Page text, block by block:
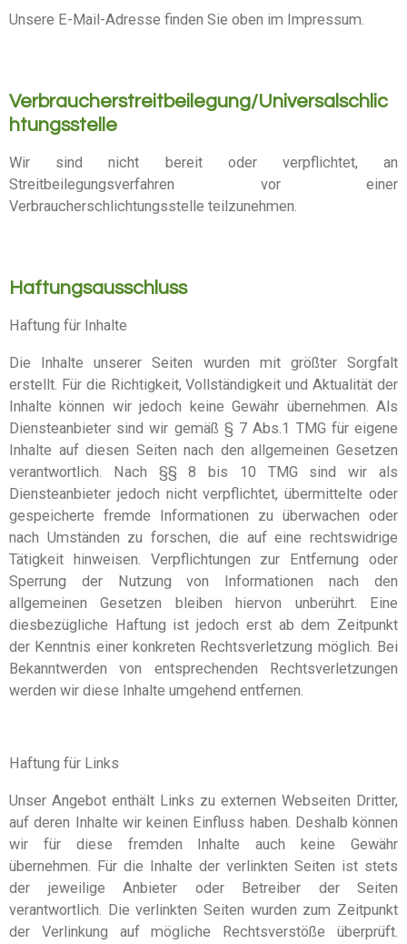
Unsere E-Mail-Adresse finden Sie oben im Impressum.
Verbraucherstreitbeilegung/Universalschlic
htungsstelle
Wir sind nicht bereit oder verpflichtet, an
Streitbeilegungsverfahren vor einer
Verbraucherschlichtungsstelle teilzunehmen.
Haftungsausschluss
Haftung für Inhalte
Die Inhalte unserer Seiten wurden mit größter Sorgfalt
erstellt. Für die Richtigkeit, Vollständigkeit und Aktualität der
Inhalte können wir jedoch keine Gewähr übernehmen. Als
Diensteanbieter sind wir gemäß § 7 Abs.1 TMG für eigene
Inhalte auf diesen Seiten nach den allgemeinen Gesetzen
verantwortlich. Nach §§ 8 bis 10 TMG sind wir als
Diensteanbieter jedoch nicht verpflichtet, übermittelte oder
gespeicherte fremde Informationen zu überwachen oder
nach Umständen zu forschen, die auf eine rechtswidrige
Tätigkeit hinweisen. Verpflichtungen zur Entfernung oder
Sperrung der Nutzung von Informationen nach den
allgemeinen Gesetzen bleiben hiervon unberührt. Eine
diesbezügliche Haftung ist jedoch erst ab dem Zeitpunkt
der Kenntnis einer konkreten Rechtsverletzung möglich. Bei
Bekanntwerden von entsprechenden Rechtsverletzungen
werden wir diese Inhalte umgehend entfernen.
Haftung für Links
Unser Angebot enthält Links zu externen Webseiten Dritter,
auf deren Inhalte wir keinen Einfluss haben. Deshalb können
wir für diese fremden Inhalte auch keine Gewähr
übernehmen. Für die Inhalte der verlinkten Seiten ist stets
der jeweilige Anbieter oder Betreiber der Seiten
verantwortlich. Die verlinkten Seiten wurden zum Zeitpunkt
der Verlinkung auf mögliche Rechtsverstöße überprüft.